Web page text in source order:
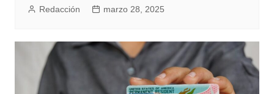
Redacción marzo 28, 2025